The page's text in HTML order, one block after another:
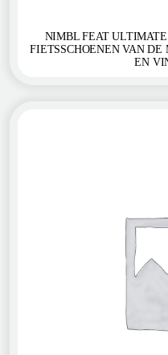
NIMBL FEAT
FIETSSCHOENEN VAN
EN